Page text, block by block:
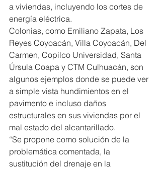
a viviendas, incluyendo los cortes de
energía eléctrica.
Colonias, como Emiliano Zapata, Los
Reyes Coyoacán, Villa Coyoacán, Del
Carmen, Copilco Universidad, Santa
Úrsula Coapa y CTM Culhuacán, son
algunos ejemplos donde se puede ver
a simple vista hundimientos en el
pavimento e incluso daños
estructurales en sus viviendas por el
mal estado del alcantarillado.
“Se propone como solución de la
problemática comentada, la
sustitución del drenaje en la